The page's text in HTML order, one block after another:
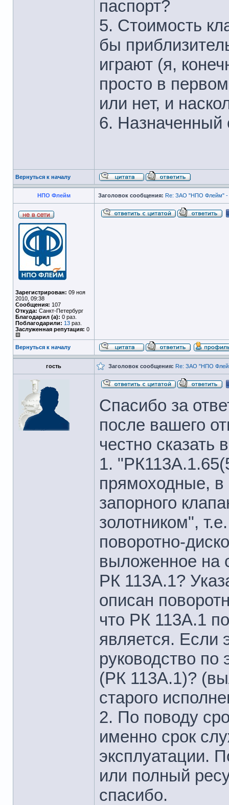
паспорт?
5. Стоимость
бы
играют (я,
просто в
или нет, и
6.
Вернуться к началу
НПО Флейм Заголовок сообщения: Re: ЗАО "НПО Флейм" -
Зарегистрирован: 09 ноя
2010, 09:38
Сообщения: 107
Откуда: Санкт-Петербург
Благодарил (а): 0 раз.
Поблагодарили: 13 раз.
Заслуженная репутация: 0
Вернуться к началу
гость Заголовок сообщения: Re: ЗАО "НПО
Спасибо за
после вашего
честно сказать
1.
прямоходные, в
запорного
золотником",
поворотно-
выложенное на
РК 113А.1?
описан
что РК 113А.1
является. Если
руководство по
(РК 113А.1)?
старого
2. По поводу
именно срок
эксплуатации.
или полный
спасибо.